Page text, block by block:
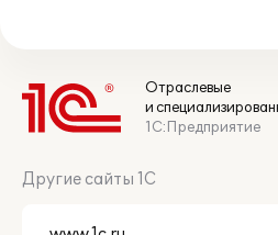
Отраслевые
и
1С:Предприятие
Другие сайты 1С